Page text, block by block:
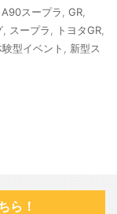
A90スープラ GR
スープラ トヨタGR
験型イベント
新型ス
ら！